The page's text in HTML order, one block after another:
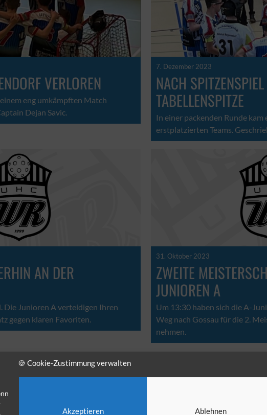
🍪 Cookie-Zustimmung verwalten
Akzeptieren Ablehnen
VERLOREN
eng umkämpften Match
Dejan Savic.
7. Dezember 2023
NACH
TABELLENSPITZE
In einer packenden Runde kam
erstplatzierten Teams.
AN DER
Die Junioren A verteidigen Ihren
gegen klaren Favoriten.
31. Oktober 2023
ZWEITE
JUNIOREN A
Um 13:30 haben sich die A-
Weg nach Gossau für die 2.
nehmen.